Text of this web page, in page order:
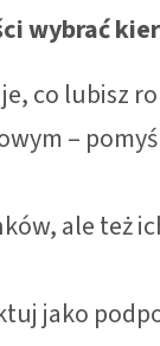
wybrać
co lubisz
–
ale też
jako